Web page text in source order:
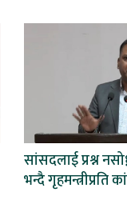
सांसदलाई प्रश्न
भन्दै गृहमन्त्रीप्रति